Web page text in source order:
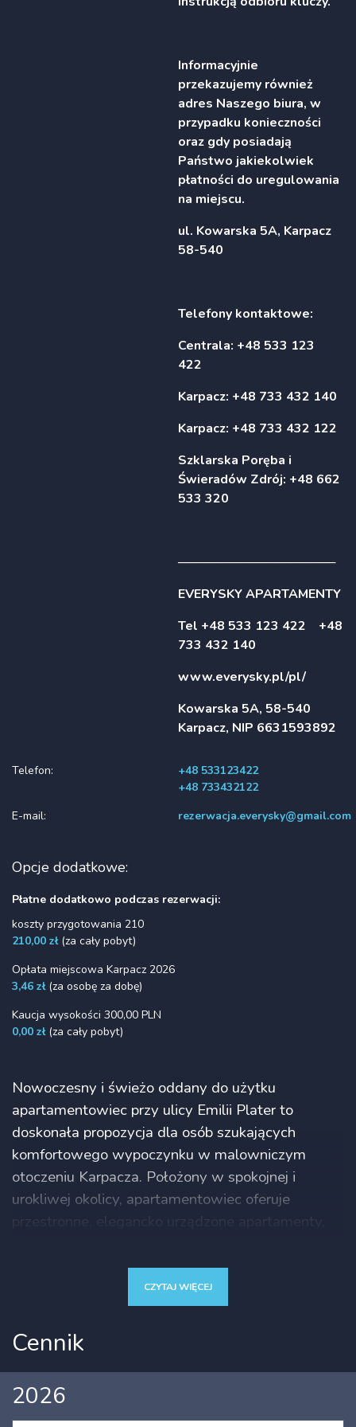
Informacyjnie
przekazujemy również
adres Naszego biura, w
przypadku konieczności
oraz gdy posiadają
Państwo jakiekolwiek
płatności do uregulowania
na miejscu.
ul. Kowarska 5A, Karpacz
58-540
Telefony kontaktowe:
Centrala: +48 533 123
422
Karpacz: +48 733 432 140
Karpacz: +48 733 432 122
Szklarska Poręba i
Świeradów Zdrój: +48 662
533 320
──────────────────
EVERYSKY APARTAMENTY
Tel +48 533 123 422 +48
733 432 140
www.everysky.pl/pl/
Kowarska 5A, 58-540
Karpacz, NIP 6631593892
Telefon:
+48 533123422
+48 733432122
E-mail:
rezerwacja.everysky@gmail.com
Opcje dodatkowe:
Płatne dodatkowo podczas rezerwacji:
koszty przygotowania 210
210,00 zł(za cały pobyt)
Opłata miejscowa Karpacz 2026
3,46 zł(za osobę za dobę)
Kaucja wysokości 300,00 PLN
0,00 zł(za cały pobyt)
Nowoczesny i świeżo oddany do użytku
apartamentowiec przy ulicy Emilii Plater to
doskonała propozycja dla osób szukających
komfortowego wypoczynku w malowniczym
otoczeniu Karpacza. Położony w spokojnej i
urokliwej okolicy, apartamentowiec oferuje
ciszy, jak i osób pragnących bliskości natury.
Zaledwie 20-minutowy spacer dzieli budynek od
centrum Karpacza, co pozwala na łatwy dostęp
do miejskich atrakcji, jednocześnie gwarantując
spokój i relaks z dala od zgiełku.
Bliskość przyrody jest jednym z głównych atutów
CZYTAJ WIĘCEJ
Cennik
2026